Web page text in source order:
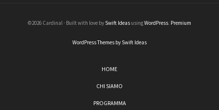
©2026 Cardinal · Built with love by Swift Ideas usingWordPress. Premium
WordPress Themes by Swift Ideas
HOME
CHI SIAMO
PROGRAMMA